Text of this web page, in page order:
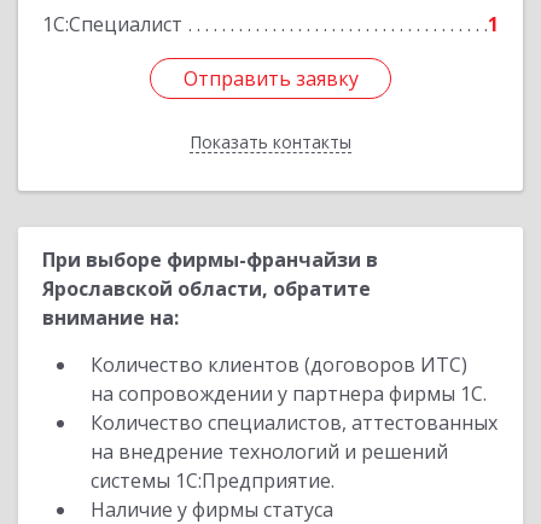
1С:Специалист
1
Отправить заявку
Показать контакты
Отправить заявку
Назад
При выборе фирмы-франчайзи в
Ярославской области, обратите
внимание на:
Количество клиентов (договоров ИТС)
на сопровождении у партнера фирмы 1С.
Количество специалистов, аттестованных
на внедрение технологий и решений
системы 1С:Предприятие.
Наличие у фирмы статуса